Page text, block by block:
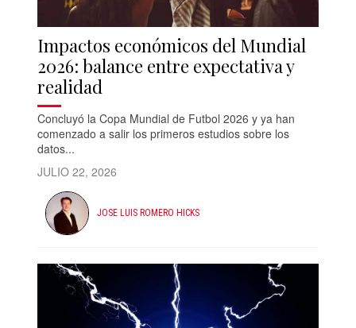
Impactos económicos del Mundial
2026: balance entre expectativa y
realidad
Concluyó la Copa Mundial de Futbol 2026 y ya han
comenzado a salir los primeros estudios sobre los
datos...
JULIO 22, 2026
JOSE LUIS ROMERO HICKS